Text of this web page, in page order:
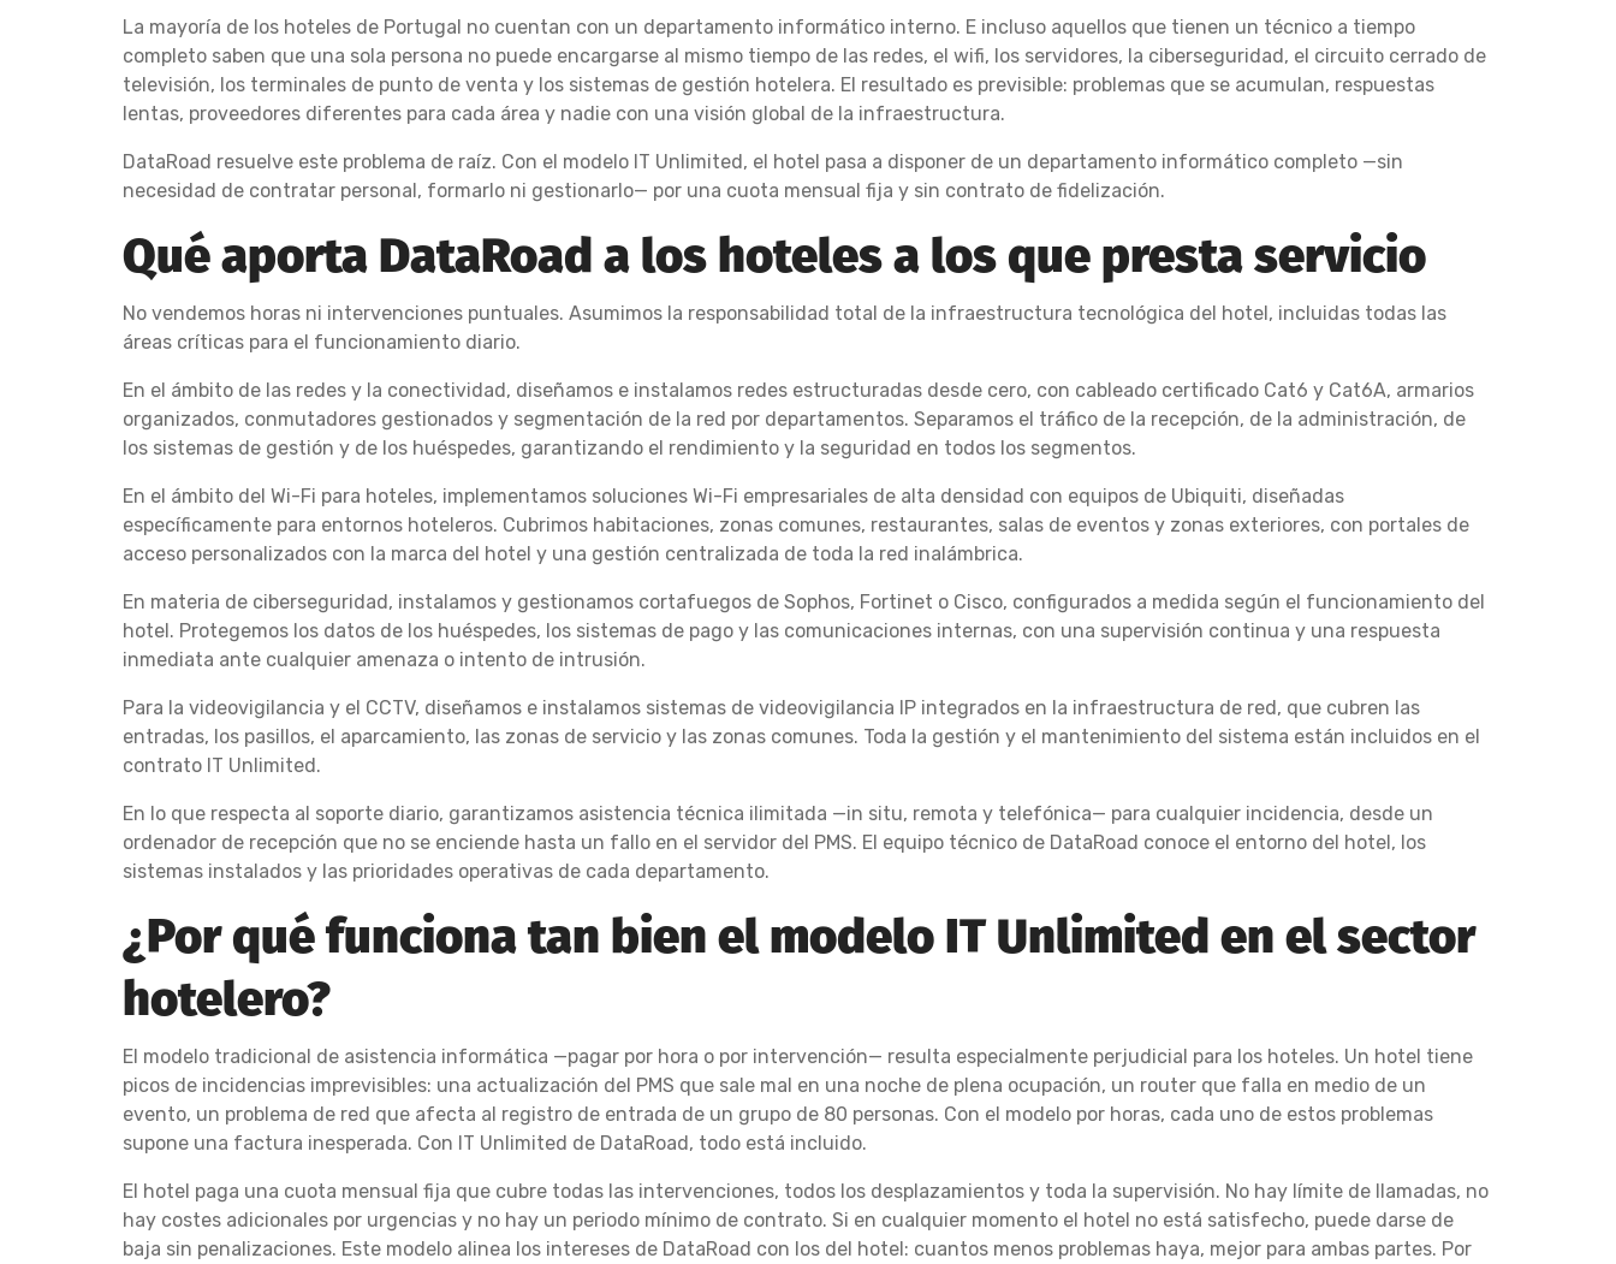
La mayoría de los hoteles de Portugal no cuentan con un departamento informático interno. E incluso aquellos que tienen un técnico a tiempo
completo saben que una sola persona no puede encargarse al mismo tiempo de las redes, el wifi, los servidores, la ciberseguridad, el circuito cerrado de
televisión, los terminales de punto de venta y los sistemas de gestión hotelera. El resultado es previsible: problemas que se acumulan, respuestas
lentas, proveedores diferentes para cada área y nadie con una visión global de la infraestructura.
DataRoad resuelve este problema de raíz. Con el modelo IT Unlimited, el hotel pasa a disponer de un departamento informático completo —sin
necesidad de contratar personal, formarlo ni gestionarlo— por una cuota mensual fija y sin contrato de fidelización.
Qué aporta DataRoad a los hoteles a los que presta servicio
No vendemos horas ni intervenciones puntuales. Asumimos la responsabilidad total de la infraestructura tecnológica del hotel, incluidas todas las
áreas críticas para el funcionamiento diario.
En el ámbito de las redes y la conectividad, diseñamos e instalamos redes estructuradas desde cero, con cableado certificado Cat6 y Cat6A, armarios
organizados, conmutadores gestionados y segmentación de la red por departamentos. Separamos el tráfico de la recepción, de la administración, de
los sistemas de gestión y de los huéspedes, garantizando el rendimiento y la seguridad en todos los segmentos.
En el ámbito del Wi-Fi para hoteles, implementamos soluciones Wi-Fi empresariales de alta densidad con equipos de Ubiquiti, diseñadas
específicamente para entornos hoteleros. Cubrimos habitaciones, zonas comunes, restaurantes, salas de eventos y zonas exteriores, con portales de
acceso personalizados con la marca del hotel y una gestión centralizada de toda la red inalámbrica.
En materia de ciberseguridad, instalamos y gestionamos cortafuegos de Sophos, Fortinet o Cisco, configurados a medida según el funcionamiento del
hotel. Protegemos los datos de los huéspedes, los sistemas de pago y las comunicaciones internas, con una supervisión continua y una respuesta
inmediata ante cualquier amenaza o intento de intrusión.
Para la videovigilancia y el CCTV, diseñamos e instalamos sistemas de videovigilancia IP integrados en la infraestructura de red, que cubren las
entradas, los pasillos, el aparcamiento, las zonas de servicio y las zonas comunes. Toda la gestión y el mantenimiento del sistema están incluidos en el
contrato IT Unlimited.
En lo que respecta al soporte diario, garantizamos asistencia técnica ilimitada —in situ, remota y telefónica— para cualquier incidencia, desde un
ordenador de recepción que no se enciende hasta un fallo en el servidor del PMS. El equipo técnico de DataRoad conoce el entorno del hotel, los
sistemas instalados y las prioridades operativas de cada departamento.
¿Por qué funciona tan bien el modelo IT Unlimited en el sector
hotelero?
El modelo tradicional de asistencia informática —pagar por hora o por intervención— resulta especialmente perjudicial para los hoteles. Un hotel tiene
picos de incidencias imprevisibles: una actualización del PMS que sale mal en una noche de plena ocupación, un router que falla en medio de un
evento, un problema de red que afecta al registro de entrada de un grupo de 80 personas. Con el modelo por horas, cada uno de estos problemas
supone una factura inesperada. Con IT Unlimited de DataRoad, todo está incluido.
El hotel paga una cuota mensual fija que cubre todas las intervenciones, todos los desplazamientos y toda la supervisión. No hay límite de llamadas, no
hay costes adicionales por urgencias y no hay un periodo mínimo de contrato. Si en cualquier momento el hotel no está satisfecho, puede darse de
baja sin penalizaciones. Este modelo alinea los intereses de DataRoad con los del hotel: cuantos menos problemas haya, mejor para ambas partes. Por